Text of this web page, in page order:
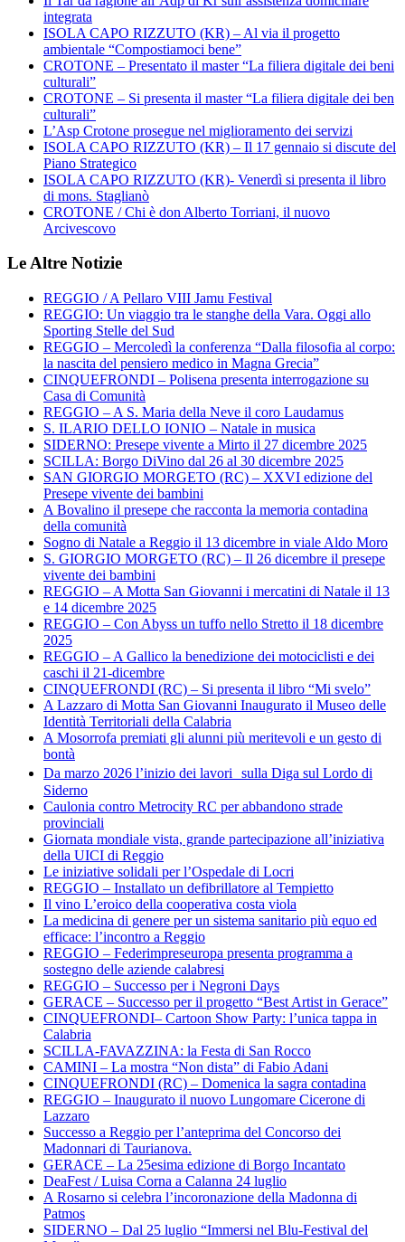
integrata
ISOLA CAPO RIZZUTO (KR) – Al via il progetto
ambientale “Compostiamoci bene”
CROTONE – Presentato il master “La filiera digitale dei beni
culturali”
CROTONE – Si presenta il master “La filiera digitale dei ben
culturali”
L’Asp Crotone prosegue nel miglioramento dei servizi
ISOLA CAPO RIZZUTO (KR) – Il 17 gennaio si discute del
Piano Strategico
ISOLA CAPO RIZZUTO (KR)- Venerdì si presenta il libro
di mons. Staglianò
CROTONE / Chi è don Alberto Torriani, il nuovo
Arcivescovo
Le Altre Notizie
REGGIO / A Pellaro VIII Jamu Festival
REGGIO: Un viaggio tra le stanghe della Vara. Oggi allo
Sporting Stelle del Sud
REGGIO – Mercoledì la conferenza “Dalla filosofia al corpo:
la nascita del pensiero medico in Magna Grecia”
CINQUEFRONDI – Polisena presenta interrogazione su
Casa di Comunità
REGGIO – A S. Maria della Neve il coro Laudamus
S. ILARIO DELLO IONIO – Natale in musica
SIDERNO: Presepe vivente a Mirto il 27 dicembre 2025
SCILLA: Borgo DiVino dal 26 al 30 dicembre 2025
SAN GIORGIO MORGETO (RC) – XXVI edizione del
Presepe vivente dei bambini
A Bovalino il presepe che racconta la memoria contadina
della comunità
Sogno di Natale a Reggio il 13 dicembre in viale Aldo Moro
S. GIORGIO MORGETO (RC) – Il 26 dicembre il presepe
vivente dei bambini
REGGIO – A Motta San Giovanni i mercatini di Natale il 13
e 14 dicembre 2025
REGGIO – Con Abyss un tuffo nello Stretto il 18 dicembre
2025
REGGIO – A Gallico la benedizione dei motociclisti e dei
caschi il 21-dicembre
CINQUEFRONDI (RC) – Si presenta il libro “Mi svelo”
A Lazzaro di Motta San Giovanni Inaugurato il Museo delle
Identità Territoriali della Calabria
A Mosorrofa premiati gli alunni più meritevoli e un gesto di
bontà
Da marzo 2026 l’inizio dei lavori sulla Diga sul Lordo di
Siderno
Caulonia contro Metrocity RC per abbandono strade
provinciali
Giornata mondiale vista, grande partecipazione all’iniziativa
della UICI di Reggio
Le iniziative solidali per l’Ospedale di Locri
REGGIO – Installato un defibrillatore al Tempietto
Il vino L’eroico della cooperativa costa viola
La medicina di genere per un sistema sanitario più equo ed
efficace: l’incontro a Reggio
REGGIO – Federimpreseuropa presenta programma a
sostegno delle aziende calabresi
REGGIO – Successo per i Negroni Days
GERACE – Successo per il progetto “Best Artist in Gerace”
CINQUEFRONDI– Cartoon Show Party: l’unica tappa in
Calabria
SCILLA-FAVAZZINA: la Festa di San Rocco
CAMINI – La mostra “Non dista” di Fabio Adani
CINQUEFRONDI (RC) – Domenica la sagra contadina
REGGIO – Inaugurato il nuovo Lungomare Cicerone di
Lazzaro
Successo a Reggio per l’anteprima del Concorso dei
Madonnari di Taurianova.
GERACE – La 25esima edizione di Borgo Incantato
DeaFest / Luisa Corna a Calanna 24 luglio
A Rosarno si celebra l’incoronazione della Madonna di
Patmos
SIDERNO – Dal 25 luglio “Immersi nel Blu-Festival del